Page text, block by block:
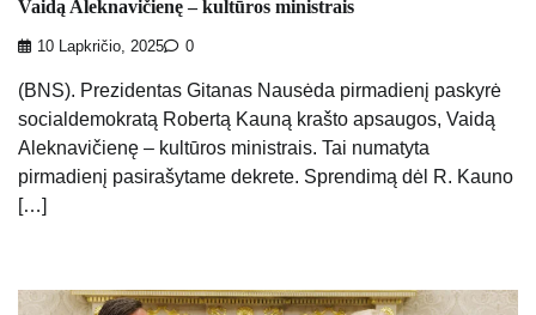
Vaidą Aleknavičienę – kultūros ministrais
10 Lapkričio, 2025 0
(BNS). Prezidentas Gitanas Nausėda pirmadienį paskyrė
socialdemokratą Robertą Kauną krašto apsaugos, Vaidą
Aleknavičienę – kultūros ministrais. Tai numatyta
pirmadienį pasirašytame dekrete. Sprendimą dėl R. Kauno
[…]